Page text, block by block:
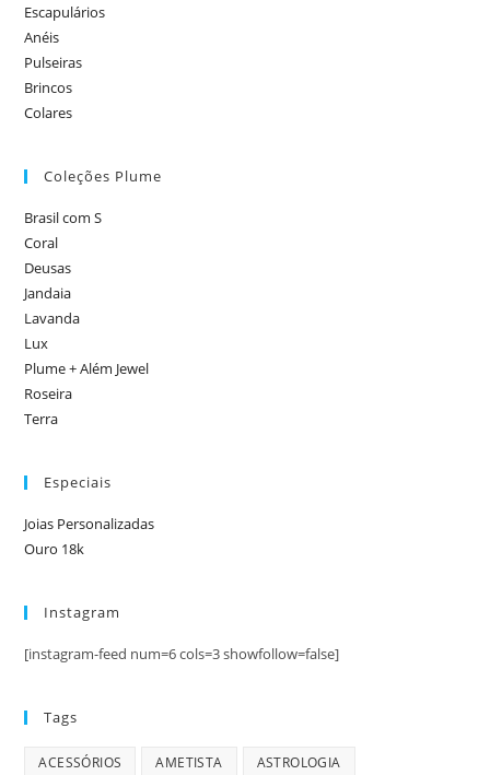
Escapulários
Anéis
Pulseiras
Brincos
Colares
Coleções Plume
Brasil com S
Coral
Deusas
Jandaia
Lavanda
Lux
Plume + Além Jewel
Roseira
Terra
Especiais
Joias Personalizadas
Ouro 18k
Instagram
[instagram-feed num=6 cols=3 showfollow=false]
Tags
ACESSÓRIOS AMETISTA ASTROLOGIA